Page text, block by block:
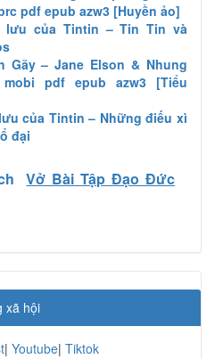
pdf epub azw3 [Huyền ảo]
lưu của Tintin – Tin Tin và
Gãy – Jane Elson & Nhung
pdf epub azw3 [Tiểu
của Tintin – Những điếu xì
đại
Vở Bài Tập Đạo Đức
xã hội
| Youtube| Tiktok